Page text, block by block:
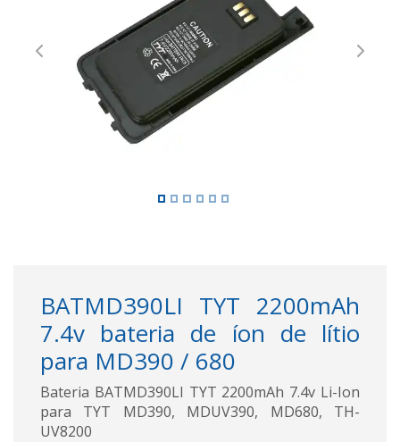
Previous Next
BATMD390LI TYT 2200mAh
7.4v bateria de íon de lítio
para MD390 / 680
Bateria BATMD390LI TYT 2200mAh 7.4v Li-Ion
para TYT MD390, MDUV390, MD680, TH-
UV8200